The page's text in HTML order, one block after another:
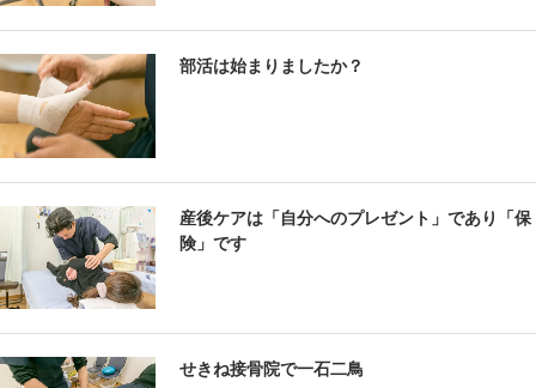
部活は始まりましたか？
産後ケアは「自分へのプレゼント」であり「保
険」です
せきね接骨院で一石二鳥